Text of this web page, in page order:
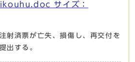
サイズ：
射済票が亡失、損傷し、再交付を
出する。